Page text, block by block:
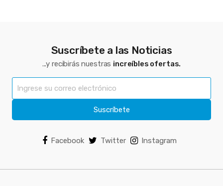
Suscríbete a las Noticias
...y recibirás nuestras increíbles ofertas.
Suscríbete
Facebook Twitter Instagram